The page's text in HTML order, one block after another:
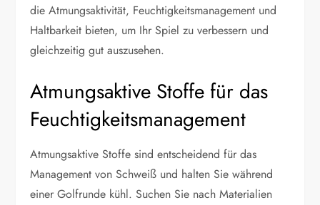
die Atmungsaktivität, Feuchtigkeitsmanagement und
Haltbarkeit bieten, um Ihr Spiel zu verbessern und
gleichzeitig gut auszusehen.
Atmungsaktive Stoffe für das
Feuchtigkeitsmanagement
Atmungsaktive Stoffe sind entscheidend für das
Management von Schweiß und halten Sie während
einer Golfrunde kühl. Suchen Sie nach Materialien